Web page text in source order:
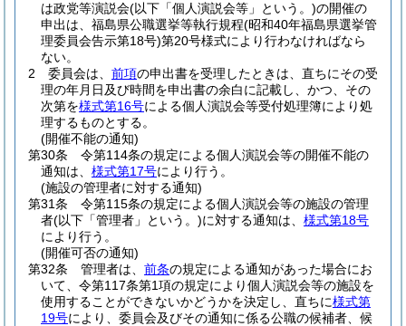
は政党等演説会(以下「個人演説会等」という。)の開催の
申出は、福島県公職選挙等執行規程(昭和40年福島県選挙管
理委員会告示第18号)第20号様式により行わなければなら
ない。
2
委員会は、 前項の申出書を受理したときは、直ちにその受
理の年月日及び時間を申出書の余白に記載し、かつ、その
次第を様式第16号による個人演説会等受付処理簿により処
理するものとする。
(開催不能の通知)
第30条
令第114条の規定による個人演説会等の開催不能の
通知は、 様式第17号により行う。
(施設の管理者に対する通知)
第31条
令第115条の規定による個人演説会等の施設の管理
者(以下「管理者」という。)に対する通知は、 様式第18号
により行う。
(開催可否の通知)
第32条
管理者は、 前条の規定による通知があった場合にお
いて、令第117条第1項の規定により個人演説会等の施設を
使用することができないかどうかを決定し、直ちに様式第
19号により、委員会及びその通知に係る公職の候補者、候